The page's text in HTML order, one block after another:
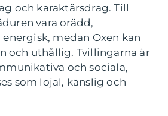
och karaktärsdrag. Till
vara orädd,
medan Oxen kan
och uthållig. Tvillingarna är
och sociala,
som lojal, känslig och